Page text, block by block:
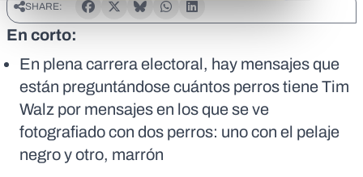
SHARE:
En corto:
En plena carrera electoral, hay mensajes que
están preguntándose cuántos perros tiene Tim
Walz por mensajes en los que se ve
fotografiado con dos perros: uno con el pelaje
negro y otro, marrón